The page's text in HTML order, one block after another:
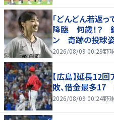
「どんどん若返っ
降臨 何歳！？
ン 奇跡の投球姿に
神」
2026/08/09 00:29野
【広島】延長12
敗、借金最多17
2026/08/09 00:24野